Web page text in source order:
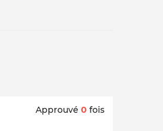
Approuvé 0 fois